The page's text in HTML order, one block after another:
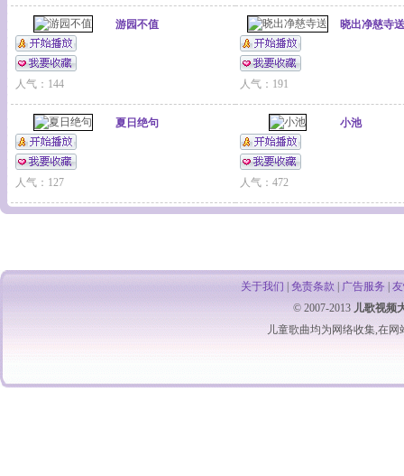
游园不值
人气：144
晓出净慈寺送
人气：191
夏日绝句
人气：127
小池
人气：472
关于我们 免责条款 广告服务
© 2007-2013 儿歌视频
儿童歌曲均为网络收集,在网